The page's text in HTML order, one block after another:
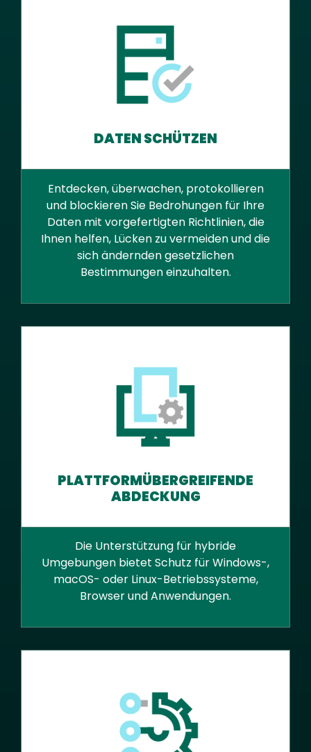
DATEN SCHÜTZEN
Entdecken, überwachen, protokollieren
und blockieren Sie Bedrohungen für Ihre
Daten mit vorgefertigten Richtlinien, die
Ihnen helfen, Lücken zu vermeiden und die
sich ändernden gesetzlichen
Bestimmungen einzuhalten.
PLATTFORMÜBERGREIFENDE
ABDECKUNG
Die Unterstützung für hybride
Umgebungen bietet Schutz für Windows-,
macOS- oder Linux-Betriebssysteme,
Browser und Anwendungen.